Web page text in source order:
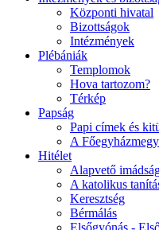
Központi hivatal
Bizottságok
Intézmények
Plébániák
Templomok
Hova tartozom?
Térkép
Papság
Papi címek és
A
Hitélet
Alapvető
A katolikus
Keresztség
Bérmálás
Elsőgyónás -